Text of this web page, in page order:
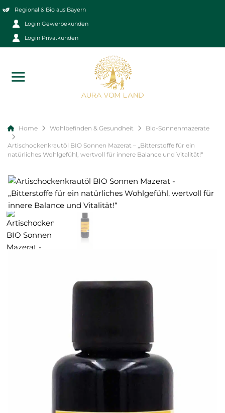
Zum
Inhalt
springen
Regional & Bio aus Bayern
Login Gewerbekunden
Login Privatkunden
Home Wohlbefinden & Gesundheit Bio-Sonnenmazerate
Artischockenkrautöl BIO Sonnen Mazerat – „Bitterstoffe für ein
natürliches Wohlgefühl, wertvoll für innere Balance und Vitalität!“